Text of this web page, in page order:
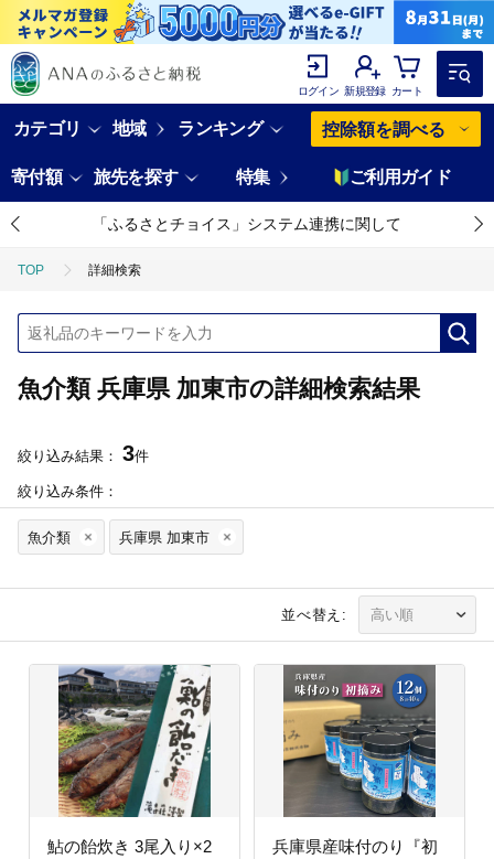
ログイン 新規登録 カート
カテゴリ 地域 ランキング 控除額を調べる
寄付額 旅先を探す 特集 ご利用ガイド
「ふるさとチョイス」システム連携に関して
TOP 詳細検索
魚介類 兵庫県 加東市の詳細検索結果
絞り込み結果： 3件
絞り込み条件：
魚介類 兵庫県 加東市
並べ替え:
鮎の飴炊き 3尾入り×2
兵庫県産味付のり『初